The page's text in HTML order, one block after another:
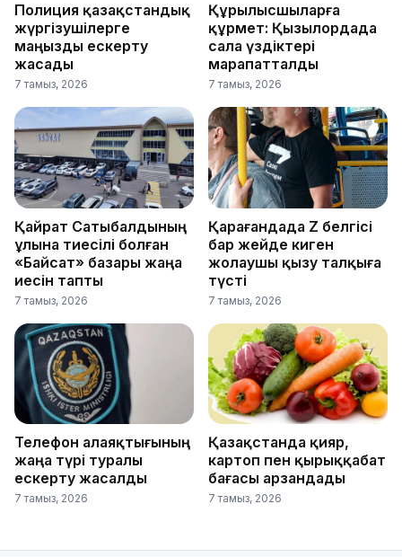
Полиция қазақстандық
жүргізушілерге
маңызды ескерту
жасады
7 тамыз, 2026
Құрылысшыларға
құрмет: Қызылордада
сала үздіктері
марапатталды
7 тамыз, 2026
Қайрат Сатыбалдының
ұлына тиесілі болған
«Байсат» базары жаңа
иесін тапты
7 тамыз, 2026
Қарағандада Z белгісі
бар жейде киген
жолаушы қызу талқыға
түсті
7 тамыз, 2026
Телефон алаяқтығының
жаңа түрі туралы
ескерту жасалды
7 тамыз, 2026
Қазақстанда қияр,
картоп пен қырыққабат
бағасы арзандады
7 тамыз, 2026